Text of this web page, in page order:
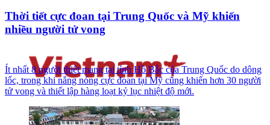
Thời tiết cực đoan tại Trung Quốc và Mỹ khiến
nhiều người tử vong
Ít nhất 8 người thiệt mạng tại tỉnh Hồ Bắc của Trung Quốc do dông
lốc, trong khi nắng nóng cực đoan tại Mỹ cũng khiến hơn 30 người
tử vong và thiết lập hàng loạt kỷ lục nhiệt độ mới.